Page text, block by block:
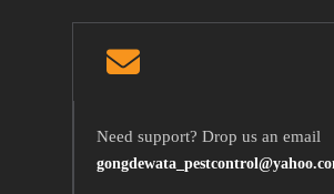
Need support? Drop us an email